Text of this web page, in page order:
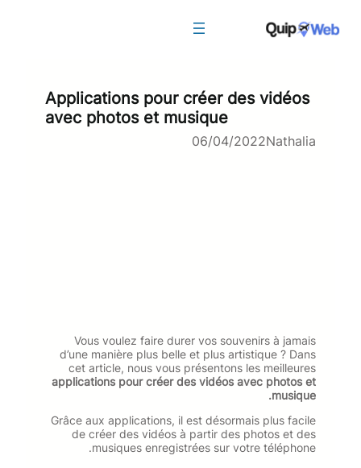
Applications pour créer des vidéos
avec photos et musique
Nathalia
06/04/2022
Vous voulez faire durer vos souvenirs à jamais
d’une manière plus belle et plus artistique ? Dans
cet article, nous vous présentons les meilleures
applications pour créer des vidéos avec photos et
musique.
Grâce aux applications, il est désormais plus facile
de créer des vidéos à partir des photos et des
musiques enregistrées sur votre téléphone.